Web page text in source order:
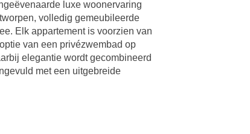
luxe woonervaring
volledig gemeubileerde
Elk appartement is voorzien van
van een privézwembad op
elegantie wordt gecombineerd
met een uitgebreide